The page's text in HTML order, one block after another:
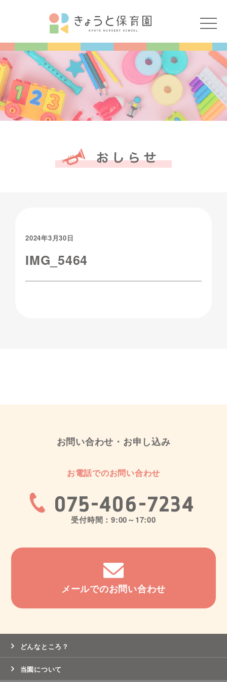
2024年3月30日
IMG_5464
お問い合わせ・お申し込み
お電話でのお問い合わせ
075-406-7234
受付時間：9:00～17:00
メールでのお問い合わせ
どんなところ？
当園について